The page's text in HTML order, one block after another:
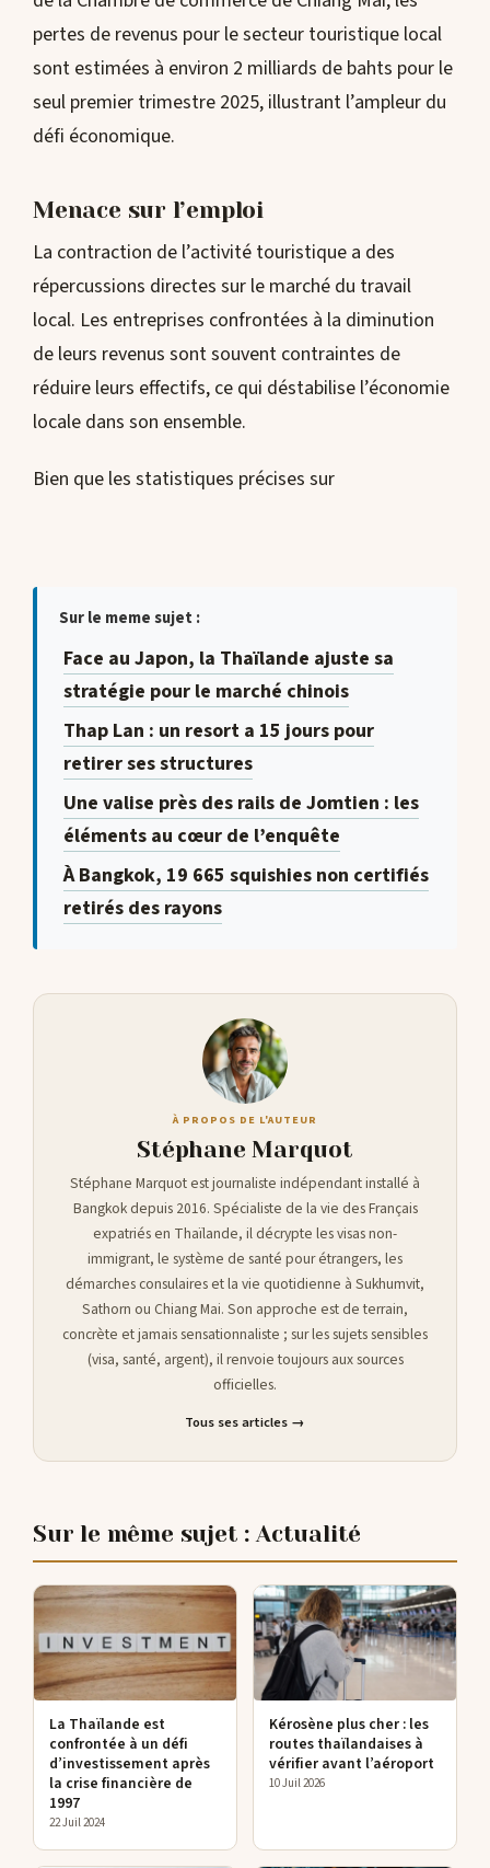
pertes de revenus pour le secteur touristique local
sont estimées à environ 2 milliards de bahts pour le
seul premier trimestre 2025, illustrant l’ampleur du
défi économique.
Menace sur l’emploi
La contraction de l’activité touristique a des
répercussions directes sur le marché du travail
local. Les entreprises confrontées à la diminution
de leurs revenus sont souvent contraintes de
réduire leurs effectifs, ce qui déstabilise l’économie
locale dans son ensemble.
Bien que les statistiques précises sur
Sur le meme sujet :
Face au Japon, la Thaïlande ajuste sa
stratégie pour le marché chinois
Thap Lan : un resort a 15 jours pour
retirer ses structures
Une valise près des rails de Jomtien : les
éléments au cœur de l’enquête
À Bangkok, 19 665 squishies non certifiés
retirés des rayons
À PROPOS DE L'AUTEUR
Stéphane Marquot
Stéphane Marquot est journaliste indépendant installé à
Bangkok depuis 2016. Spécialiste de la vie des Français
expatriés en Thaïlande, il décrypte les visas non-
immigrant, le système de santé pour étrangers, les
démarches consulaires et la vie quotidienne à Sukhumvit,
Sathorn ou Chiang Mai. Son approche est de terrain,
concrète et jamais sensationnaliste ; sur les sujets sensibles
(visa, santé, argent), il renvoie toujours aux sources
officielles.
Tous ses articles →
Sur le même sujet : Actualité
La Thaïlande est
confrontée à un défi
d’investissement après
la crise financière de
1997
22 Juil 2024
Kérosène plus cher : les
routes thaïlandaises à
vérifier avant l’aéroport
10 Juil 2026